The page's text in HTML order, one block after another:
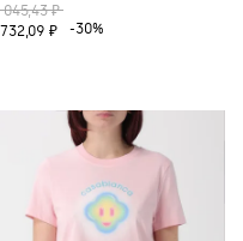
045,43 ₽
732,09 ₽
-30%